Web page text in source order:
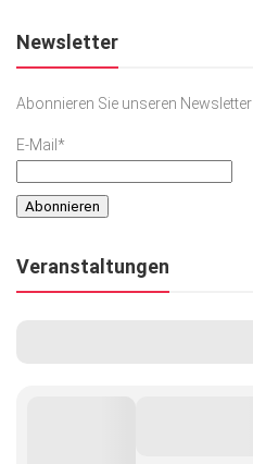
Newsletter
Abonnieren Sie unseren Newsletter
E-Mail*
Veranstaltungen